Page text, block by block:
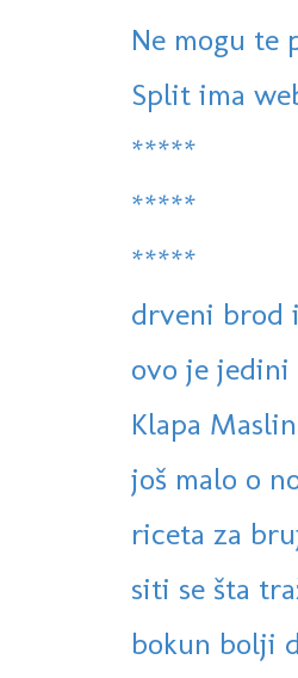
Ne mogu te
Split ima
*****
*****
*****
drveni brod
ovo je jedini
Klapa
još malo o
riceta za
siti se šta
bokun bolji